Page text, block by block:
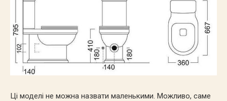
Ці моделі не можна назвати маленькими. Можливо, саме